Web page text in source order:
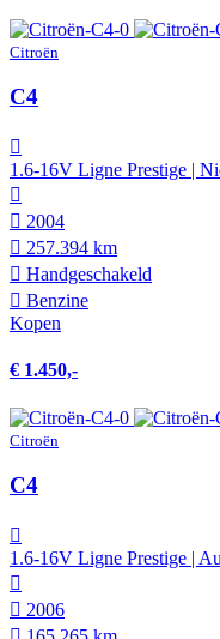
Citroën
C4
1.6-16V Ligne Prestige |
2004
257.394 km
Hand­geschakeld
Benzine
Kopen
€ 1.450,-
Citroën
C4
1.6-16V Ligne Prestige |
2006